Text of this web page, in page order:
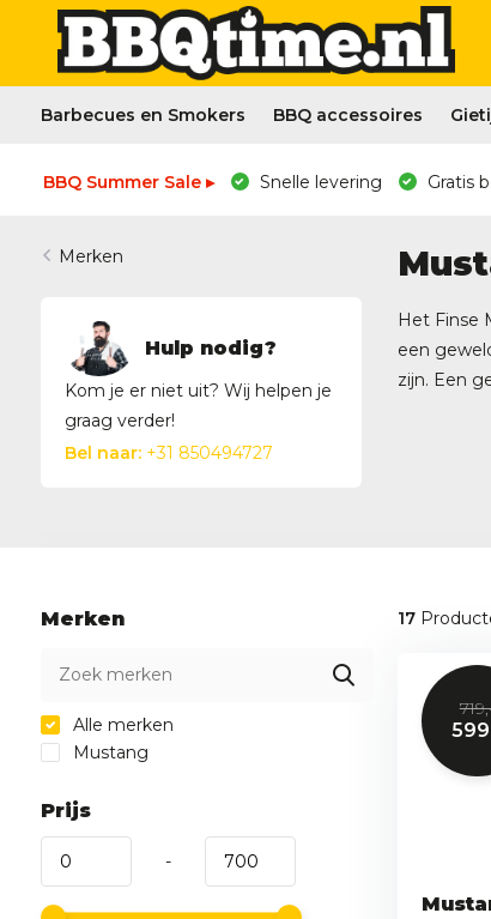
Barbecues en Smokers BBQ accessoires
BBQ Summer Sale ▸ Snelle levering Gratis
Merken
Hulp nodig?
Kom je er niet uit? Wij helpen je
graag verder!
Bel naar:+31 850494727
Het Finse
een
zijn. Een
Merken
Alle merken
Mustang
Prijs
-
17